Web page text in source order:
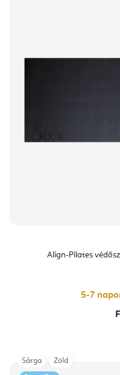
Align-Pilates
5-7
Sárga Zöld